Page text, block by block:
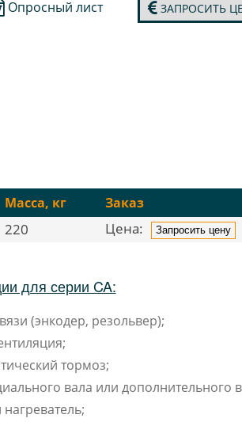
Опросный лист ЗАПРОСИТЬ
Масса, кг Заказ
220 Цена: Запросить цену
для серии CA:
(энкодер, резольвер);
тормоз;
вала или дополнительного